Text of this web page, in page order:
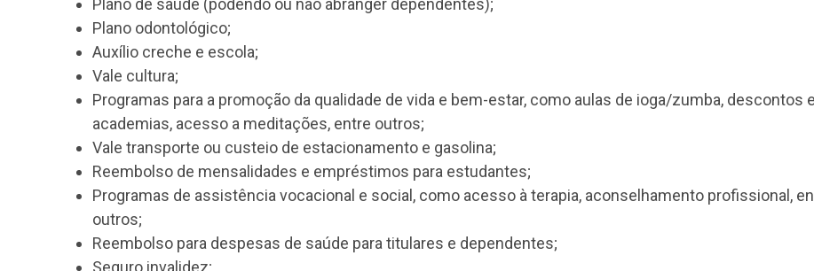
Ou seja, já deu pra perceber que não é porque leva o nome de “benefício” que vai ser benéfico
todos.
Quais são os tipos de benefícios flexíveis?
Sendo assim, um ponto importante antes de implantar um plano de benefícios flexíveis é
opções disponíveis hoje no mercado. Por isso, criamos essa lista com as mais utilizadas entre
Bolsas de estudo ou cursos/treinamentos;
Plano de saúde (podendo ou não abranger dependentes);
Plano odontológico;